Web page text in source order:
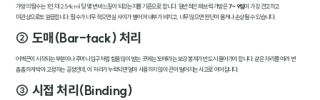
가방의 땀수는 1인치(2.54cm)당 몇 번 바느질이 되었는지를 기준으로 합니다. 일반적인 패브릭 가방은7~9땀이 가장 견고하고
미관상으로도 깔끔합니다. 땀수가 너무 적으면 실 사이가 벌어져 내부가 비치고, 너무 많으면 원단이 울거나 손상될 수 있습니다.
② 도매(Bar-tack) 처리
어깨끈이 시작되는 부분이나 주머니 입구처럼 힘을 많이 받는 곳에는 '도매'라는 보강 봉제가 반드시 들어가야 합니다. 같은 자리를 여러 번
촘촘하게 박아 고정하는 공정인데, 이 처리가 누락되면 얼마 사용하지 않아 끈이 떨어지는 사고로 이어집니다.
③ 시접 처리(Binding)